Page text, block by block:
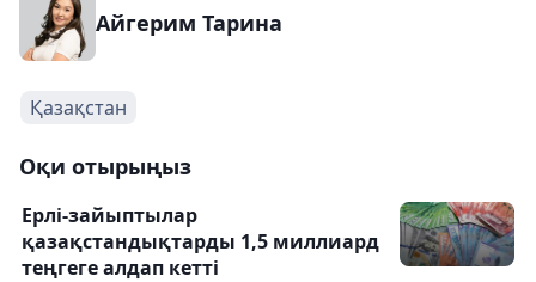
Айгерим Тарина
Қазақстан
Оқи отырыңыз
Ерлі-зайыптылар
қазақстандықтарды 1,5 миллиард
теңгеге алдап кетті